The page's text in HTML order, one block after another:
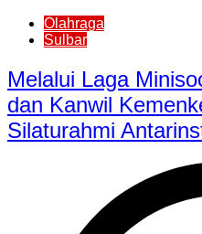
Olahraga
Sulbar
Melalui Laga
dan Kanwil
Silaturahmi